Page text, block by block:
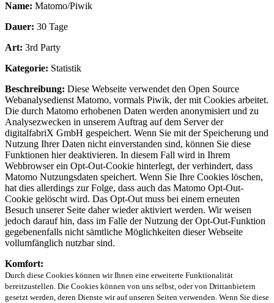
Name: Matomo/Piwik
Dauer: 30 Tage
Art: 3rd Party
Kategorie: Statistik
Beschreibung: Diese Webseite verwendet den Open Source
Webanalysedienst Matomo, vormals Piwik, der mit Cookies arbeitet.
Die durch Matomo erhobenen Daten werden anonymisiert und zu
Analysezwecken in unserem Auftrag auf dem Server der
digitalfabriX GmbH gespeichert. Wenn Sie mit der Speicherung und
Nutzung Ihrer Daten nicht einverstanden sind, können Sie diese
Funktionen hier deaktivieren. In diesem Fall wird in Ihrem
Webbrowser ein Opt-Out-Cookie hinterlegt, der verhindert, dass
Matomo Nutzungsdaten speichert. Wenn Sie Ihre Cookies löschen,
hat dies allerdings zur Folge, dass auch das Matomo Opt-Out-
Cookie gelöscht wird. Das Opt-Out muss bei einem erneuten
Besuch unserer Seite daher wieder aktiviert werden. Wir weisen
jedoch darauf hin, dass im Falle der Nutzung der Opt-Out-Funktion
gegebenenfalls nicht sämtliche Möglichkeiten dieser Webseite
vollumfänglich nutzbar sind.
Komfort:
Durch diese Cookies können wir Ihnen eine erweiterte Funktionalität
bereitzustellen. Die Cookies können von uns selbst, oder von Drittanbietern
gesetzt werden, deren Dienste wir auf unseren Seiten verwenden. Wenn Sie diese